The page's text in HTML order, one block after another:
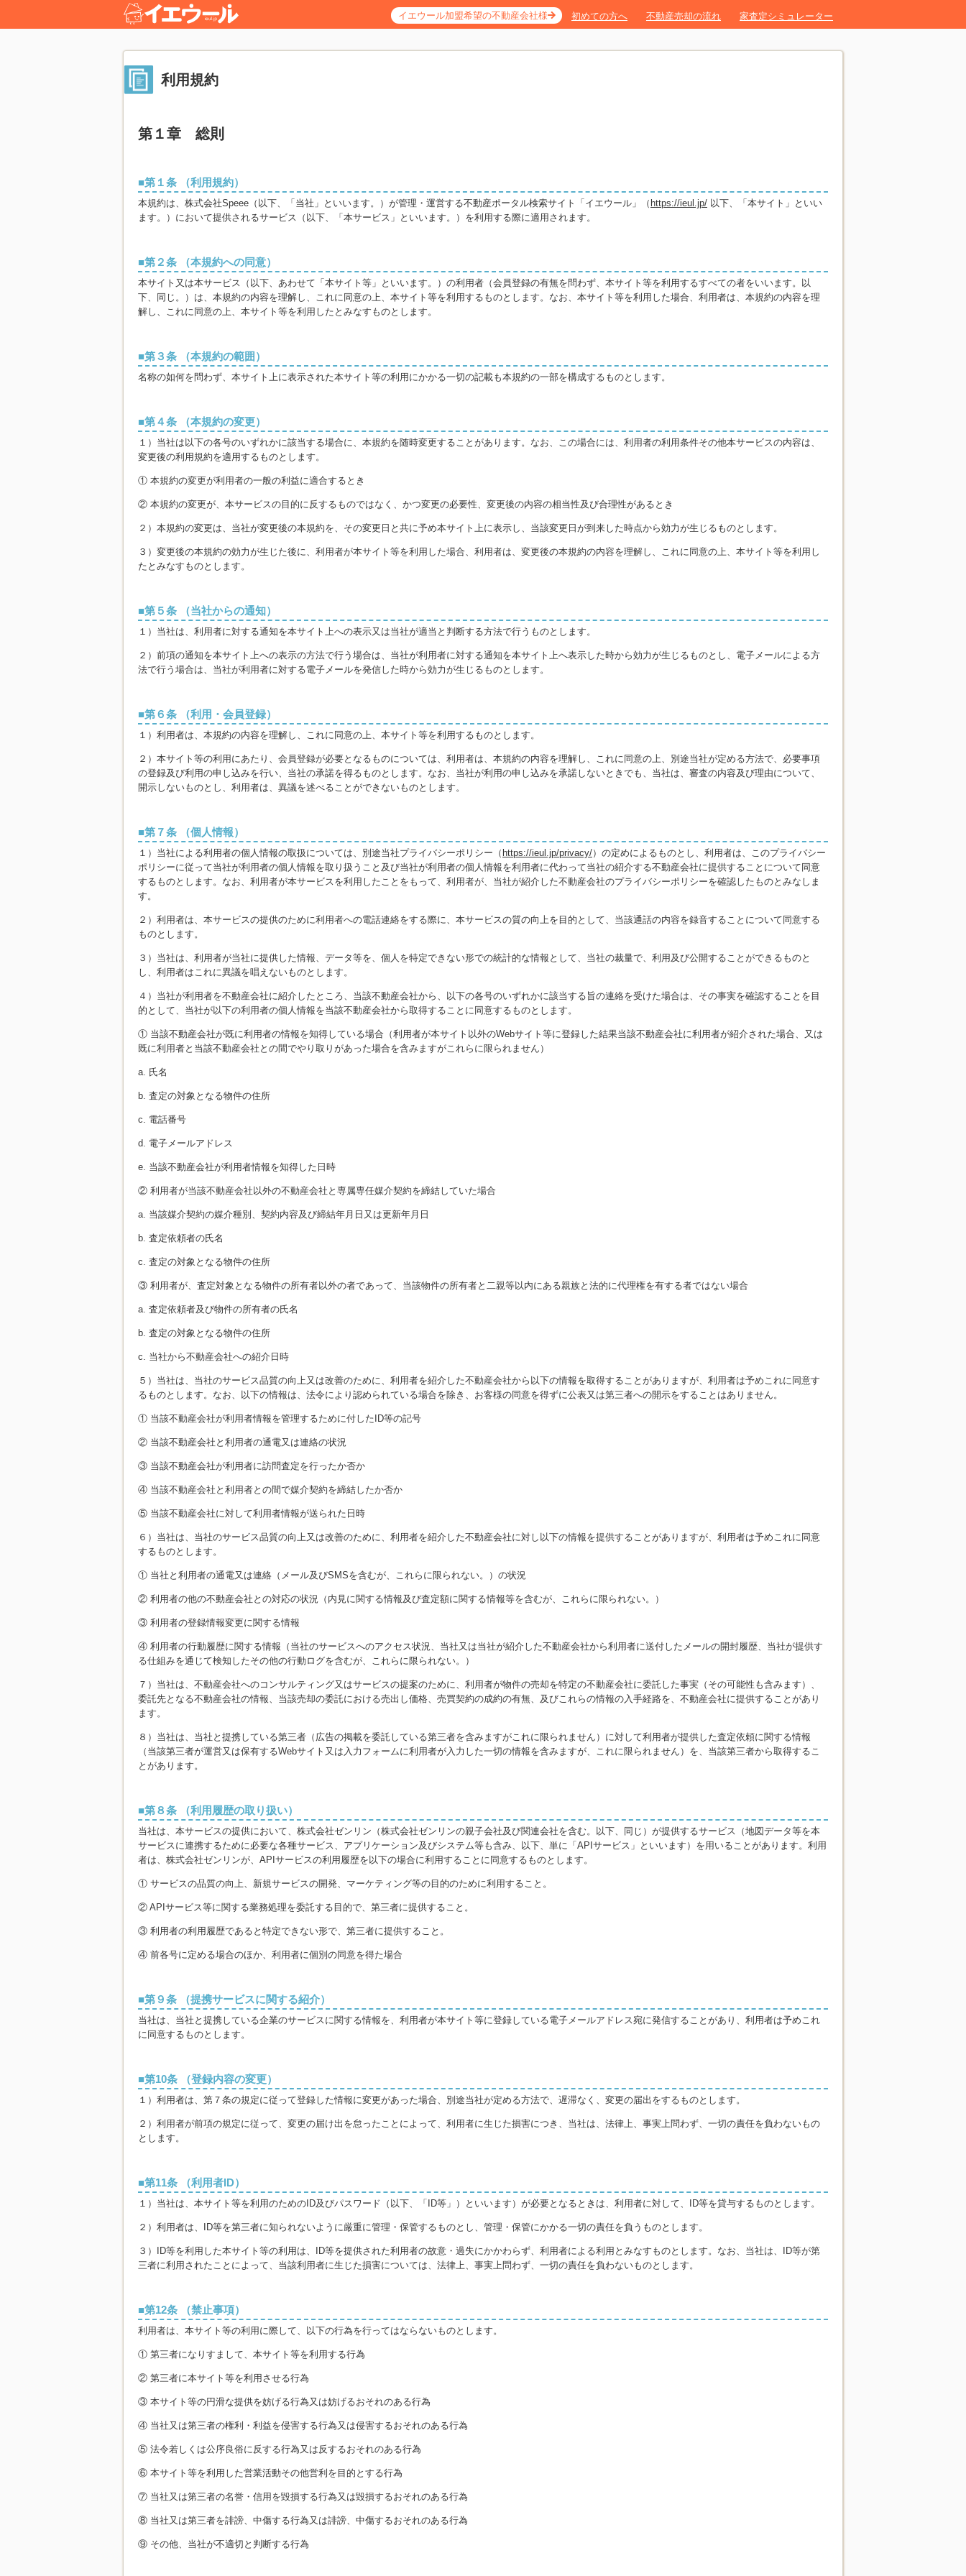
イエウール加盟希望の不動産会社様 初めての方へ 不動産売却の流れ 家査定シミュレーター
利用規約
第１章 総則
第１条 （利用規約）
本規約は、株式会社Speee（以下、「当社」といいます。）が管理・運営する不動産ポータル検索サイト「イエウール」（ https://ieul.jp/ 以下、「本サイト」といい
ます。）において提供されるサービス（以下、「本サービス」といいます。）を利用する際に適用されます。
第２条 （本規約への同意）
本サイト又は本サービス（以下、あわせて「本サイト等」といいます。）の利用者（会員登録の有無を問わず、本サイト等を利用するすべての者をいいます。以
下、同じ。）は、本規約の内容を理解し、これに同意の上、本サイト等を利用するものとします。なお、本サイト等を利用した場合、利用者は、本規約の内容を理
解し、これに同意の上、本サイト等を利用したとみなすものとします。
第３条 （本規約の範囲）
名称の如何を問わず、本サイト上に表示された本サイト等の利用にかかる一切の記載も本規約の一部を構成するものとします。
第４条 （本規約の変更）
１）当社は以下の各号のいずれかに該当する場合に、本規約を随時変更することがあります。なお、この場合には、利用者の利用条件その他本サービスの内容は、
変更後の利用規約を適用するものとします。
① 本規約の変更が利用者の一般の利益に適合するとき
② 本規約の変更が、本サービスの目的に反するものではなく、かつ変更の必要性、変更後の内容の相当性及び合理性があるとき
２）本規約の変更は、当社が変更後の本規約を、その変更日と共に予め本サイト上に表示し、当該変更日が到来した時点から効力が生じるものとします。
３）変更後の本規約の効力が生じた後に、利用者が本サイト等を利用した場合、利用者は、変更後の本規約の内容を理解し、これに同意の上、本サイト等を利用し
たとみなすものとします。
第５条 （当社からの通知）
１）当社は、利用者に対する通知を本サイト上への表示又は当社が適当と判断する方法で行うものとします。
２）前項の通知を本サイト上への表示の方法で行う場合は、当社が利用者に対する通知を本サイト上へ表示した時から効力が生じるものとし、電子メールによる方
法で行う場合は、当社が利用者に対する電子メールを発信した時から効力が生じるものとします。
第６条 （利用・会員登録）
１）利用者は、本規約の内容を理解し、これに同意の上、本サイト等を利用するものとします。
２）本サイト等の利用にあたり、会員登録が必要となるものについては、利用者は、本規約の内容を理解し、これに同意の上、別途当社が定める方法で、必要事項
の登録及び利用の申し込みを行い、当社の承諾を得るものとします。なお、当社が利用の申し込みを承諾しないときでも、当社は、審査の内容及び理由について、
開示しないものとし、利用者は、異議を述べることができないものとします。
第７条 （個人情報）
１）当社による利用者の個人情報の取扱については、別途当社プライバシーポリシー（ https://ieul.jp/privacy/）の定めによるものとし、利用者は、このプライバシー
ポリシーに従って当社が利用者の個人情報を取り扱うこと及び当社が利用者の個人情報を利用者に代わって当社の紹介する不動産会社に提供することについて同意
するものとします。なお、利用者が本サービスを利用したことをもって、利用者が、当社が紹介した不動産会社のプライバシーポリシーを確認したものとみなしま
す。
２）利用者は、本サービスの提供のために利用者への電話連絡をする際に、本サービスの質の向上を目的として、当該通話の内容を録音することについて同意する
ものとします。
３）当社は、利用者が当社に提供した情報、データ等を、個人を特定できない形での統計的な情報として、当社の裁量で、利用及び公開することができるものと
し、利用者はこれに異議を唱えないものとします。
４）当社が利用者を不動産会社に紹介したところ、当該不動産会社から、以下の各号のいずれかに該当する旨の連絡を受けた場合は、その事実を確認することを目
的として、当社が以下の利用者の個人情報を当該不動産会社から取得することに同意するものとします。
① 当該不動産会社が既に利用者の情報を知得している場合（利用者が本サイト以外のWebサイト等に登録した結果当該不動産会社に利用者が紹介された場合、又は
既に利用者と当該不動産会社との間でやり取りがあった場合を含みますがこれらに限られません）
a. 氏名
b. 査定の対象となる物件の住所
c. 電話番号
d. 電子メールアドレス
e. 当該不動産会社が利用者情報を知得した日時
② 利用者が当該不動産会社以外の不動産会社と専属専任媒介契約を締結していた場合
a. 当該媒介契約の媒介種別、契約内容及び締結年月日又は更新年月日
b. 査定依頼者の氏名
c. 査定の対象となる物件の住所
③ 利用者が、査定対象となる物件の所有者以外の者であって、当該物件の所有者と二親等以内にある親族と法的に代理権を有する者ではない場合
a. 査定依頼者及び物件の所有者の氏名
b. 査定の対象となる物件の住所
c. 当社から不動産会社への紹介日時
５）当社は、当社のサービス品質の向上又は改善のために、利用者を紹介した不動産会社から以下の情報を取得することがありますが、利用者は予めこれに同意す
るものとします。なお、以下の情報は、法令により認められている場合を除き、お客様の同意を得ずに公表又は第三者への開示をすることはありません。
① 当該不動産会社が利用者情報を管理するために付したID等の記号
② 当該不動産会社と利用者の通電又は連絡の状況
③ 当該不動産会社が利用者に訪問査定を行ったか否か
④ 当該不動産会社と利用者との間で媒介契約を締結したか否か
⑤ 当該不動産会社に対して利用者情報が送られた日時
６）当社は、当社のサービス品質の向上又は改善のために、利用者を紹介した不動産会社に対し以下の情報を提供することがありますが、利用者は予めこれに同意
するものとします。
① 当社と利用者の通電又は連絡（メール及びSMSを含むが、これらに限られない。）の状況
② 利用者の他の不動産会社との対応の状況（内見に関する情報及び査定額に関する情報等を含むが、これらに限られない。）
③ 利用者の登録情報変更に関する情報
④ 利用者の行動履歴に関する情報（当社のサービスへのアクセス状況、当社又は当社が紹介した不動産会社から利用者に送付したメールの開封履歴、当社が提供す
る仕組みを通じて検知したその他の行動ログを含むが、これらに限られない。）
７）当社は、不動産会社へのコンサルティング又はサービスの提案のために、利用者が物件の売却を特定の不動産会社に委託した事実（その可能性も含みます）、
委託先となる不動産会社の情報、当該売却の委託における売出し価格、売買契約の成約の有無、及びこれらの情報の入手経路を、不動産会社に提供することがあり
ます。
８）当社は、当社と提携している第三者（広告の掲載を委託している第三者を含みますがこれに限られません）に対して利用者が提供した査定依頼に関する情報
（当該第三者が運営又は保有するWebサイト又は入力フォームに利用者が入力した一切の情報を含みますが、これに限られません）を、当該第三者から取得するこ
とがあります。
第８条 （利用履歴の取り扱い）
当社は、本サービスの提供において、株式会社ゼンリン（株式会社ゼンリンの親子会社及び関連会社を含む。以下、同じ）が提供するサービス（地図データ等を本
サービスに連携するために必要な各種サービス、アプリケーション及びシステム等も含み、以下、単に「APIサービス」といいます）を用いることがあります。利用
者は、株式会社ゼンリンが、APIサービスの利用履歴を以下の場合に利用することに同意するものとします。
① サービスの品質の向上、新規サービスの開発、マーケティング等の目的のために利用すること。
② APIサービス等に関する業務処理を委託する目的で、第三者に提供すること。
③ 利用者の利用履歴であると特定できない形で、第三者に提供すること。
④ 前各号に定める場合のほか、利用者に個別の同意を得た場合
第９条 （提携サービスに関する紹介）
当社は、当社と提携している企業のサービスに関する情報を、利用者が本サイト等に登録している電子メールアドレス宛に発信することがあり、利用者は予めこれ
に同意するものとします。
第10条 （登録内容の変更）
１）利用者は、第７条の規定に従って登録した情報に変更があった場合、別途当社が定める方法で、遅滞なく、変更の届出をするものとします。
２）利用者が前項の規定に従って、変更の届け出を怠ったことによって、利用者に生じた損害につき、当社は、法律上、事実上問わず、一切の責任を負わないもの
とします。
第11条 （利用者ID）
１）当社は、本サイト等を利用のためのID及びパスワード（以下、「ID等」）といいます）が必要となるときは、利用者に対して、ID等を貸与するものとします。
２）利用者は、ID等を第三者に知られないように厳重に管理・保管するものとし、管理・保管にかかる一切の責任を負うものとします。
３）ID等を利用した本サイト等の利用は、ID等を提供された利用者の故意・過失にかかわらず、利用者による利用とみなすものとします。なお、当社は、ID等が第
三者に利用されたことによって、当該利用者に生じた損害については、法律上、事実上問わず、一切の責任を負わないものとします。
第12条 （禁止事項）
利用者は、本サイト等の利用に際して、以下の行為を行ってはならないものとします。
① 第三者になりすまして、本サイト等を利用する行為
② 第三者に本サイト等を利用させる行為
③ 本サイト等の円滑な提供を妨げる行為又は妨げるおそれのある行為
④ 当社又は第三者の権利・利益を侵害する行為又は侵害するおそれのある行為
⑤ 法令若しくは公序良俗に反する行為又は反するおそれのある行為
⑥ 本サイト等を利用した営業活動その他営利を目的とする行為
⑦ 当社又は第三者の名誉・信用を毀損する行為又は毀損するおそれのある行為
⑧ 当社又は第三者を誹謗、中傷する行為又は誹謗、中傷するおそれのある行為
⑨ その他、当社が不適切と判断する行為